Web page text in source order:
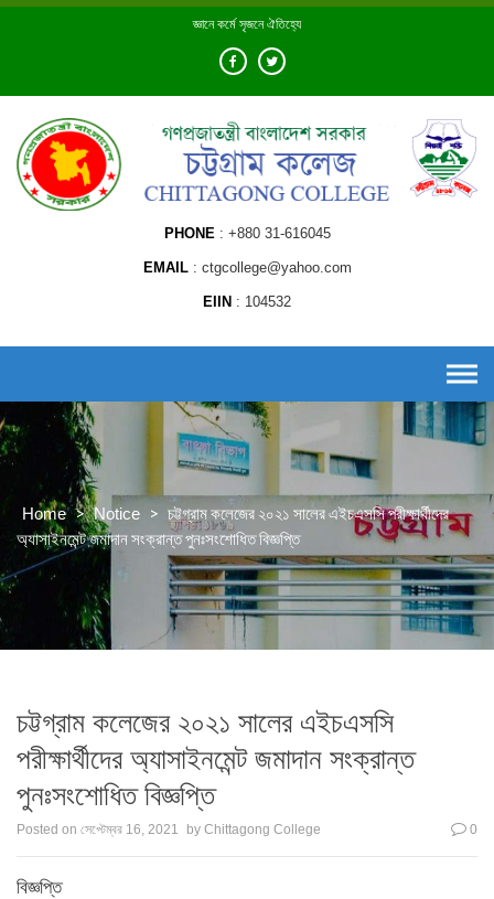
Skip
জ্ঞানে কর্মে সৃজনে ঐতিহ্যে
PHONE +880 31-616045
EMAIL ctgcollege@yahoo.com
EIIN 104532
Home > Notice > চট্টগ্রাম কলেজের ২০২১ সালের এইচএসসি পরীক্ষার্থীদের
অ্যাসাইনমেন্ট জমাদান সংক্রান্ত পুনঃসংশোধিত বিজ্ঞপ্তি
চট্টগ্রাম কলেজের ২০২১ সালের এইচএসসি
পরীক্ষার্থীদের অ্যাসাইনমেন্ট জমাদান সংক্রান্ত
পুনঃসংশোধিত বিজ্ঞপ্তি
Posted on সেপ্টেম্বর 16, 2021 by Chittagong College 0
বিজ্ঞপ্তি